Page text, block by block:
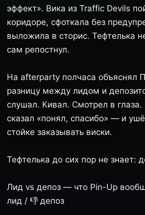
эффект». Вика из Traffic Devils
коридоре, сфоткала без
выложила в сторис. Тефтелька
сам репостнул.
На afterparty полчаса объяснял
разницу между лидом и
слушал. Кивал. Смотрел в глаза.
сказал «понял, спасибо» — и
стойке заказывать виски.
Тефтелька до сих пор не знает:
Лид vs депоз — что Pin-Up
лид / 👎 депоз